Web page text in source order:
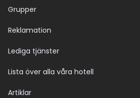
Grupper
Reklamation
Lediga tjänster
Lista över alla våra hotell
Artiklar